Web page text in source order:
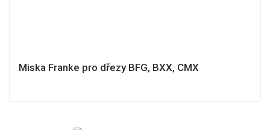
Miska Franke pro dřezy BFG, BXX, CMX